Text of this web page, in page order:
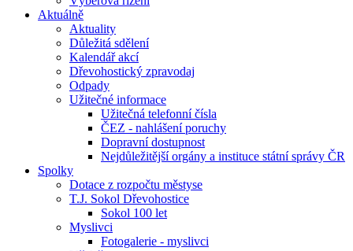
Aktuálně
Aktuality
Důležitá sdělení
Kalendář akcí
Dřevohostický zpravodaj
Odpady
Užitečné informace
Užitečná telefonní čísla
ČEZ - nahlášení poruchy
Dopravní dostupnost
Nejdůležitější orgány a instituce státní správy ČR
Spolky
Dotace z rozpočtu městyse
T.J. Sokol Dřevohostice
Sokol 100 let
Myslivci
Fotogalerie - myslivci